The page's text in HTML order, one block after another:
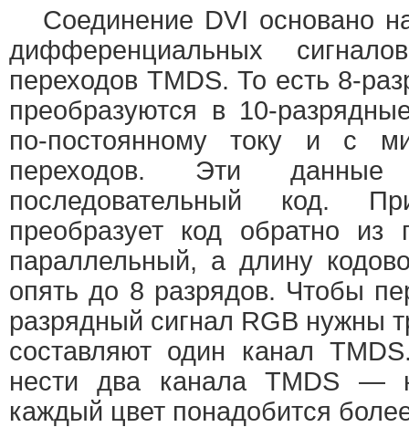
Соединение DVI основано
дифференциальных
переходов TMDS. То есть 8-
преобразуются в 10-
по-постоянному току и с
переходов. Эти данные
последовательный код.
преобразует код обратно из
параллельный, а длину
опять до 8 разрядов. Чтобы
разрядный сигнал RGB нужны
составляют один канал
нести два канала TMDS —
каждый цвет понадобится